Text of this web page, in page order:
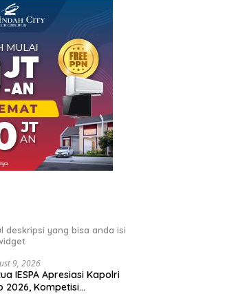
Minta
SETARA Institute Soroti
Akuntabilitas Kejagung dalam
Penanganan Kasus Febrie
deskripsi yang bisa anda isi
9, 2026
IESPA Apresiasi Kapolri
2026, Kompetisi